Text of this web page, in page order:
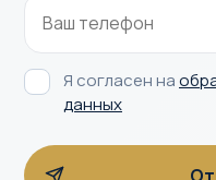
Я согласен на
данных